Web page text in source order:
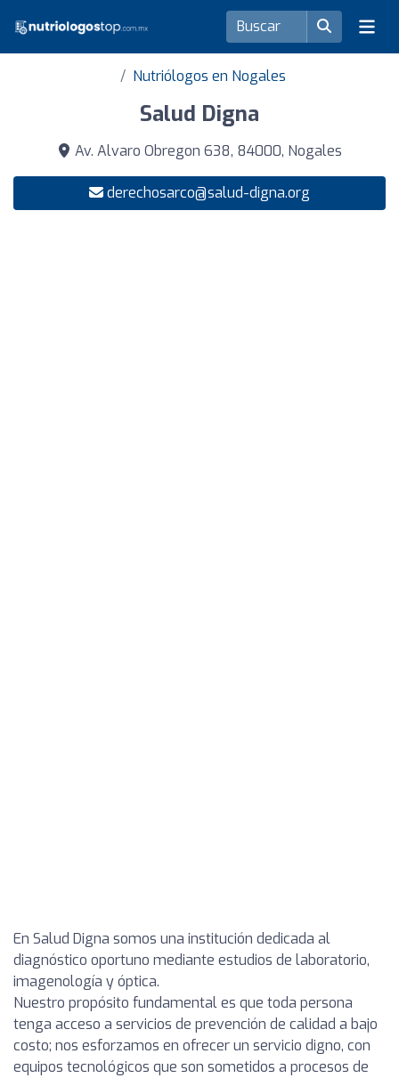
Nutriólogos en Nogales
Salud Digna
Av. Alvaro Obregon 638, 84000, Nogales
derechosarco@salud-digna.org
En Salud Digna somos una institución dedicada al
diagnóstico oportuno mediante estudios de laboratorio,
imagenología y óptica.
Nuestro propósito fundamental es que toda persona
tenga acceso a servicios de prevención de calidad a bajo
costo; nos esforzamos en ofrecer un servicio digno, con
equipos tecnológicos que son sometidos a procesos de